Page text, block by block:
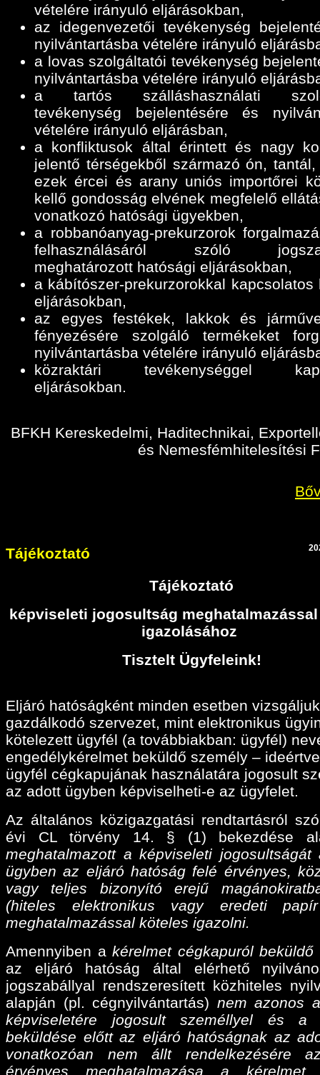
vételére irányuló eljárásokban,
az idegenvezetői tevékenység
nyilvántartásba vételére irányuló
a lovas szolgáltatói tevékenység
nyilvántartásba vételére irányuló
a tartós szálláshasználati
tevékenység bejelentésére és
vételére irányuló eljárásban,
a konfliktusok által érintett és nagy
jelentő térségekből származó ón,
ezek ércei és arany uniós importőrei
kellő gondosság elvének megfelelő
vonatkozó hatósági ügyekben,
a robbanóanyag-prekurzorok
felhasználásáról szóló
meghatározott hatósági eljárásokban,
a kábítószer-prekurzorokkal kapcsolatos
eljárásokban,
az egyes festékek, lakkok és
fényezésére szolgáló termékeket
nyilvántartásba vételére irányuló
közraktári tevékenységgel
eljárásokban.
BFKH Kereskedelmi, Haditechnikai,
és Nemesfémhitelesítési
Tájékoztató
Tájékoztató
képviseleti jogosultság
igazolásához
Tisztelt Ügyfeleink!
Eljáró hatóságként minden esetben
gazdálkodó szervezet, mint elektronikus
kötelezett ügyfél (a továbbiakban: ügyfél)
engedélykérelmet beküldő személy –
ügyfél cégkapujának használatára jogosult
az adott ügyben képviselheti-e az ügyfelet.
Az általános közigazgatási rendtartásról
évi CL törvény 14. § (1) bekezdése
meghatalmazott a képviseleti jogosultságát
ügyben az eljáró hatóság felé érvényes,
vagy teljes bizonyító erejű
(hiteles elektronikus vagy eredeti
meghatalmazással köteles igazolni.
Amennyiben akérelmet cégkapuról beküldő
az eljáró hatóság által elérhető
jogszabállyal rendszeresített közhiteles
alapján (pl. cégnyilvántartás) nem azonos
képviseletére jogosult személlyel és a
beküldése előtt az eljáró hatóságnak az
vonatkozóan nem állt rendelkezésére
érvényes meghatalmazása
a kérelmet